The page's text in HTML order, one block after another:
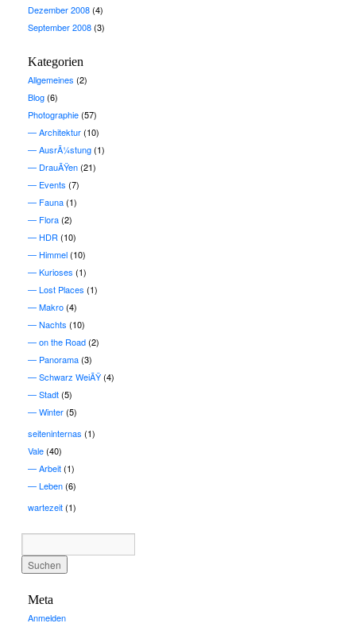
Dezember 2008(4)
September 2008(3)
Kategorien
Allgemeines (2)
Blog(6)
Photographie(57)
Architektur(10)
AusrÃ¼stung(1)
DrauÃŸen(21)
Events (7)
Fauna(1)
Flora(2)
HDR(10)
Himmel(10)
Kurioses (1)
Lost Places (1)
Makro(4)
Nachts (10)
on the Road(2)
Panorama(3)
Schwarz WeiÃŸ(4)
Stadt(5)
Winter(5)
seiteninternas (1)
Vale(40)
Arbeit(1)
Leben(6)
wartezeit(1)
Meta
Anmelden